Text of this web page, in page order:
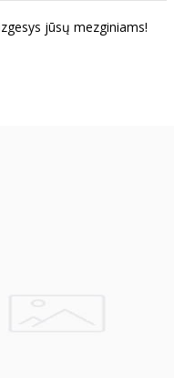
jūsų mezginiams!